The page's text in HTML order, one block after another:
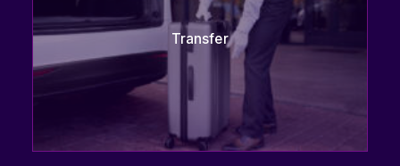
Transfer